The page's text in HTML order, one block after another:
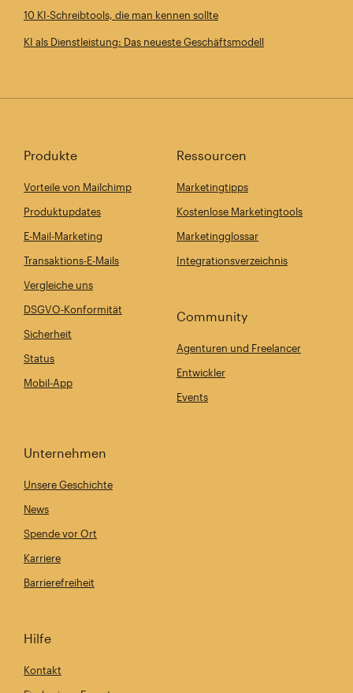
10 KI-Schreibtools, die man kennen sollte
KI als Dienstleistung: Das neueste Geschäftsmodell
Produkte
Vorteile von Mailchimp
Produktupdates
E-Mail-Marketing
Transaktions-E-Mails
Vergleiche uns
DSGVO-Konformität
Sicherheit
Status
Mobil-App
Ressourcen
Marketingtipps
Kostenlose Marketingtools
Marketingglossar
Integrationsverzeichnis
Community
Agenturen und Freelancer
Entwickler
Events
Unternehmen
Unsere Geschichte
News
Spende vor Ort
Karriere
Barrierefreiheit
Hilfe
Kontakt